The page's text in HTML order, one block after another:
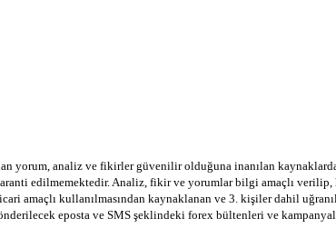
yorum, analiz ve fikirler güvenilir olduğuna inanılan
edilmemektedir. Analiz, fikir ve yorumlar bilgi amaçlı verilip,
amaçlı kullanılmasından kaynaklanan ve 3. kişiler dahil
eposta ve SMS şeklindeki forex bültenleri ve